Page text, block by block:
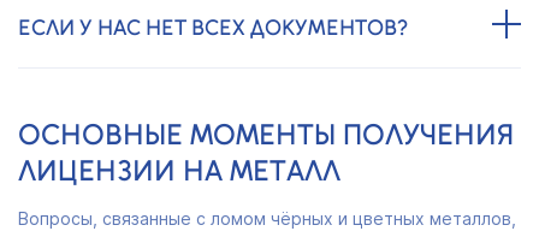
ЕСЛИ У НАС НЕТ ВСЕХ ДОКУМЕНТОВ?
ОСНОВНЫЕ МОМЕНТЫ ПОЛУЧЕНИЯ
ЛИЦЕНЗИИ НА МЕТАЛЛ
Вопросы, связанные с ломом чёрных и цветных металлов,